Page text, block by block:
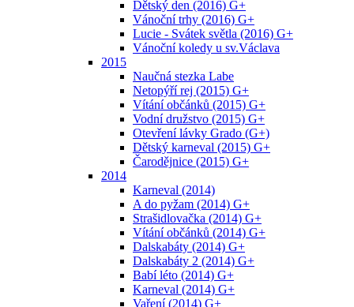
Dětský den (2016) G+
Vánoční trhy (2016) G+
Lucie - Svátek světla (2016) G+
Vánoční koledy u sv.Václava
2015
Naučná stezka Labe
Netopýří rej (2015) G+
Vítání občánků (2015) G+
Vodní družstvo (2015) G+
Otevření lávky Grado (G+)
Dětský karneval (2015) G+
Čarodějnice (2015) G+
2014
Karneval (2014)
A do pyžam (2014) G+
Strašidlovačka (2014) G+
Vítání občánků (2014) G+
Dalskabáty (2014) G+
Dalskabáty 2 (2014) G+
Babí léto (2014) G+
Karneval (2014) G+
Vaření (2014) G+